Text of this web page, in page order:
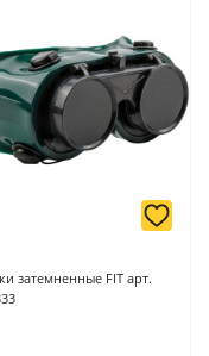
затемненные FIT арт.